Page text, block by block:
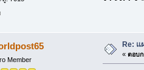
Member
Re: แ
« ตอบก